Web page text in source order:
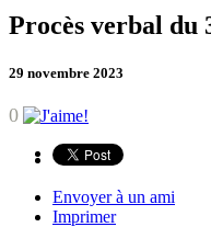
Procès verbal du
29 novembre 2023
0
Envoyer à un ami
Imprimer